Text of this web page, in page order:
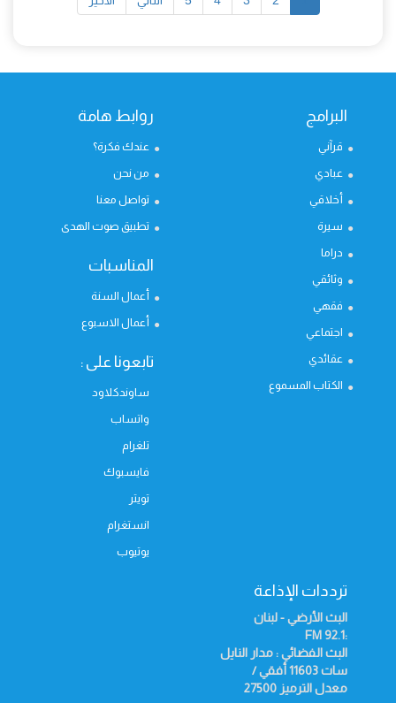
البرامج
قرآني
عبادي
أخلاقي
سيرة
دراما
وثائقي
فقهي
اجتماعي
عقائدي
الكتاب المسموع
روابط هامة
عندك فكرة؟
من نحن
تواصل معنا
تطبيق صوت الهدى
المناسبات
أعمال السنة
أعمال الاسبوع
تابعونا على :
ساوندكلاود
واتساب
تلغرام
فايسبوك
تويتر
انستغرام
يوتيوب
ترددات الإذاعة
البث الأرضي - لبنان
:92.1
FM
البث الفضائي : مدار النايل
سات 11603 أفقي /
معدل الترميز 27500